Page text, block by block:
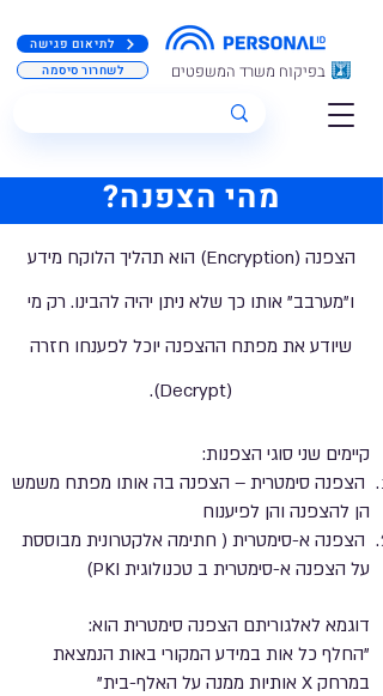
לתיאום פגישה
לשחרור סיסמה
בפיקוח משרד המשפטים
מהי הצפנה?
הצפנה (Encryption) הוא תהליך הלוקח מידע
ו"מערבב" אותו כך שלא ניתן יהיה להבינו. רק מי
שיודע את מפתח ההצפנה יוכל לפענחו חזרה
(Decrypt).
קיימים שני סוגי הצפנות:
הצפנה סימטרית – הצפנה בה אותו מפתח משמש
הן להצפנה והן לפיענוח
הצפנה א-סימטרית ( חתימה אלקטרונית מבוססת
על הצפנה א-סימטרית ב טכנולוגית PKI)
דוגמא לאלגוריתם הצפנה סימטרית הוא:
"החלף כל אות במידע המקורי באות הנמצאת
במרחק X אותיות ממנה על האלף-בית"